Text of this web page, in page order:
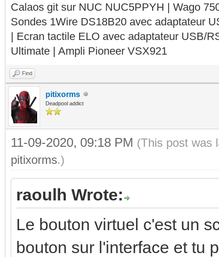
Calaos git sur NUC NUC5PPYH | Wago
Sondes 1Wire DS18B20 avec adaptateur
| Ecran tactile ELO avec adaptateur USB/
Ultimate | Ampli Pioneer VSX921
Find
pitixorms
Deadpool addict
11-09-2020, 09:18 PM (This post was
pitixorms.)
raoulh Wrote:
Le bouton virtuel c'est un
bouton sur l'interface et tu